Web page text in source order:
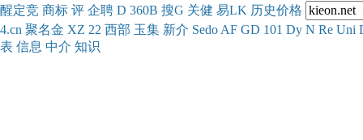
醒定竞 商标 评 企聘 D 360B 搜G 关健 易LK 历史价格
4.cn 聚名金 XZ 22 西部 玉集 新介 Sedo AF GD 101 Dy N Re Uni
表 信息 中介 知识